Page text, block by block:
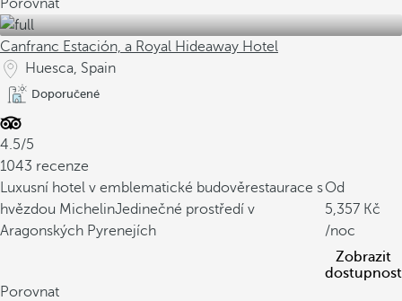
Porovnat
Canfranc Estación, a Royal Hideaway Hotel
Huesca, Spain
Doporučené
4.5/5
1043 recenze
Luxusní hotel v emblematické budověrestaurace s
hvězdou MichelinJedinečné prostředí v
Aragonských Pyrenejích
Od
5,357
/noc
Zobrazit
dostupnost
Porovnat